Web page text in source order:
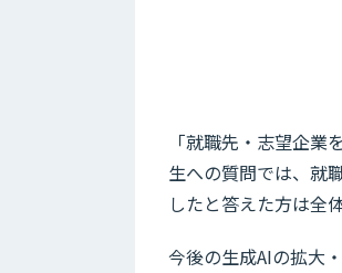
「就職先・志望企
生への質問では、就
したと答えた方は全
今後の生成AIの拡大